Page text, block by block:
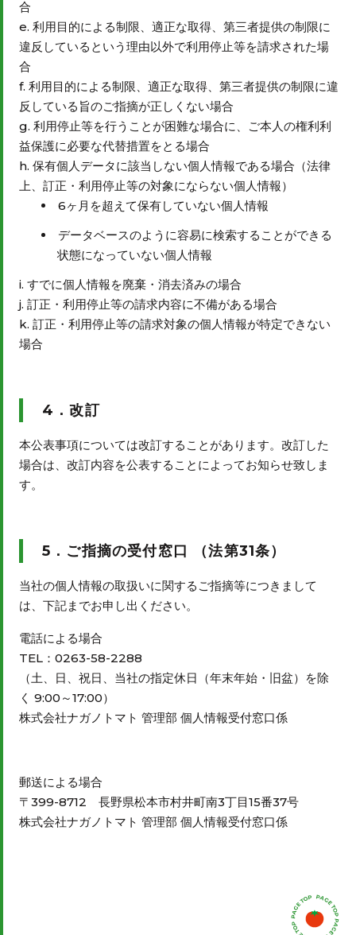
合
利用目的による制限、適正な取得、第三者提供の制限に
違反しているという理由以外で利用停止等を請求された場
合
利用目的による制限、適正な取得、第三者提供の制限に違
反している旨のご指摘が正しくない場合
利用停止等を行うことが困難な場合に、ご本人の権利利
益保護に必要な代替措置をとる場合
保有個人データに該当しない個人情報である場合（法律
上、訂正・利用停止等の対象にならない個人情報）
6ヶ月を超えて保有していない個人情報
データベースのように容易に検索することができる
状態になっていない個人情報
すでに個人情報を廃棄・消去済みの場合
訂正・利用停止等の請求内容に不備がある場合
訂正・利用停止等の請求対象の個人情報が特定できない
場合
4．改訂
本公表事項については改訂することがあります。改訂した
場合は、改訂内容を公表することによってお知らせ致しま
す。
5．ご指摘の受付窓口 （法第31条）
当社の個人情報の取扱いに関するご指摘等につきまして
は、下記までお申し出ください。
電話による場合
TEL：0263-58-2288
（土、日、祝日、当社の指定休日（年末年始・旧盆）を除
く 9:00～17:00）
株式会社ナガノトマト 管理部 個人情報受付窓口係
郵送による場合
〒399-8712 長野県松本市村井町南3丁目15番37号
株式会社ナガノトマト 管理部 個人情報受付窓口係